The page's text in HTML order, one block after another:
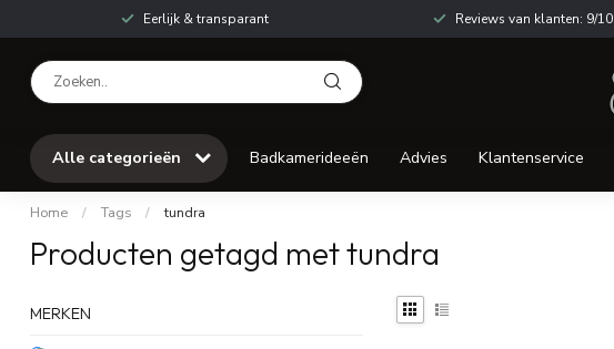
Eerlijk & transparant Reviews van klanten: 9/10
Alle categorieën Badkamerideeën Advies Klantenservice
Home / Tags / tundra
Producten getagd met tundra
MERKEN